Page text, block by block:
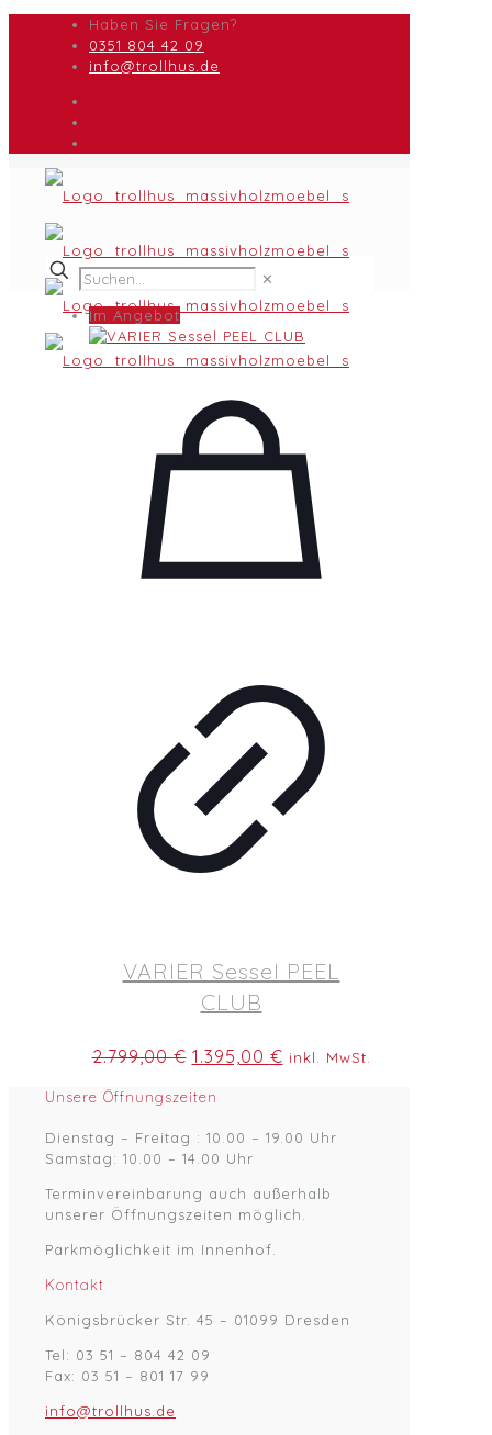
Haben Sie Fragen?
0351 804 42 09
info@trollhus.de
✕
Im Angebot
VARIER Sessel PEEL
CLUB
2.799,00€ Ursprünglicher
war:
1.395,00 €Aktueller
inkl. MwSt.
Unsere Öffnungszeiten
Dienstag – Freitag : 10.00 – 19.00 Uhr
Samstag: 10.00 – 14.00 Uhr
Terminvereinbarung auch außerhalb
unserer Öffnungszeiten möglich.
Parkmöglichkeit im Innenhof.
Kontakt
Königsbrücker Str. 45 – 01099 Dresden
Tel: 03 51 – 804 42 09
Fax: 03 51 – 801 17 99
info@trollhus.de